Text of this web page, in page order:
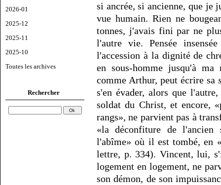
2026-01
2025-12
2025-11
2025-10
Toutes les archives
Rechercher
si ancrée, si ancienne, que je
vue humain. Rien ne
tonnes, j'avais fini par ne
l'autre vie. Pensée
l'accession à la dignité de
en sous-homme jusqu'à
comme Arthur, peut écrire sa
s'en évader, alors que
soldat du Christ, et encore,
rangs», ne parvient pas à
«la déconfiture de
l'abîme» où il est tombé, en
lettre, p. 334). Vincent, lui,
logement en logement, ne
son démon, de son